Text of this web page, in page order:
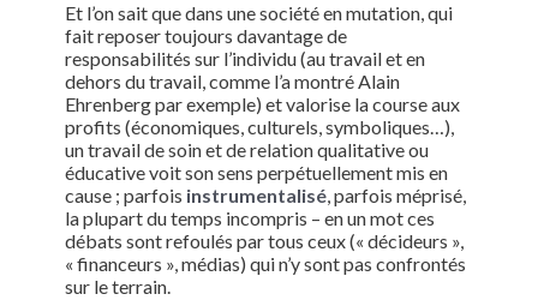
Et l’on sait que dans une société en mutation, qui
fait reposer toujours davantage de
responsabilités sur l’individu (au travail et en
dehors du travail, comme l’a montré Alain
Ehrenberg par exemple) et valorise la course aux
profits (économiques, culturels, symboliques…),
un travail de soin et de relation qualitative ou
éducative voit son sens perpétuellement mis en
cause ; parfois instrumentalisé, parfois méprisé,
la plupart du temps incompris – en un mot ces
débats sont refoulés par tous ceux (« décideurs »,
« financeurs », médias) qui n’y sont pas confrontés
sur le terrain.